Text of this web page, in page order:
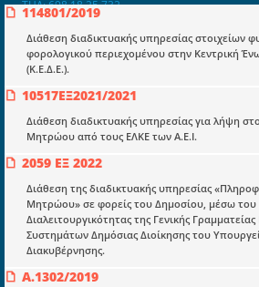
114801/2019
Διάθεση διαδικτυακής υπηρεσίας στοιχείων
φορολογικού περιεχομένου στην Κεντρική
(Κ.Ε.Δ.Ε.).
10517ΕΞ2021/2021
Διάθεση διαδικτυακής υπηρεσίας για λήψη
Μητρώου από τους ΕΛΚΕ των Α.Ε.Ι.
2059 ΕΞ 2022
Διάθεση της διαδικτυακής υπηρεσίας
Μητρώου» σε φορείς του Δημοσίου, μέσω του
Διαλειτουργικότητας της Γενικής
Συστημάτων Δημόσιας Διοίκησης του
Διακυβέρνησης.
Α.1302/2019
ΤΗΛ: 698 18 25 732
mydocmangr@gmail.com
Docman.gr
Ποιοί είμαστε;
Μια πολυετής εθελοντική προσπάθεια που
μετατράπηκε σε επιχειρηματική οντότητα και
Ενότητες
Επικαιρότητα